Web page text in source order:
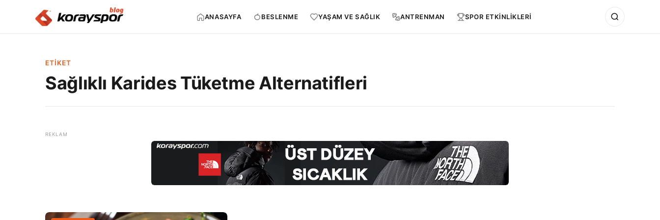
ANASAYFA BESLENME YAŞAM VE SAĞLIK ANTRENMAN SPOR ETKİNLİKLERİ
ETIKET
Sağlıklı Karides Tüketme Alternatifleri